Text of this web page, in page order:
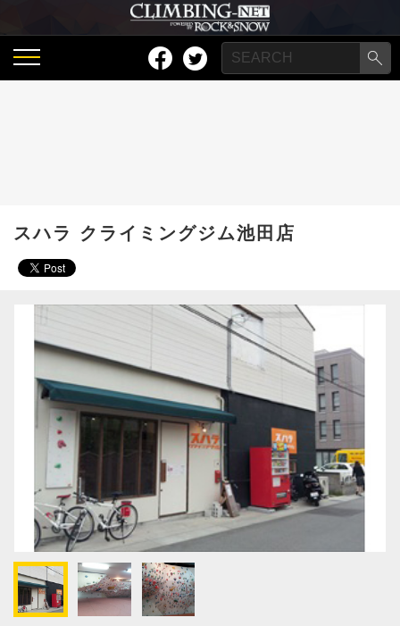
スハラ クライミングジム池田店